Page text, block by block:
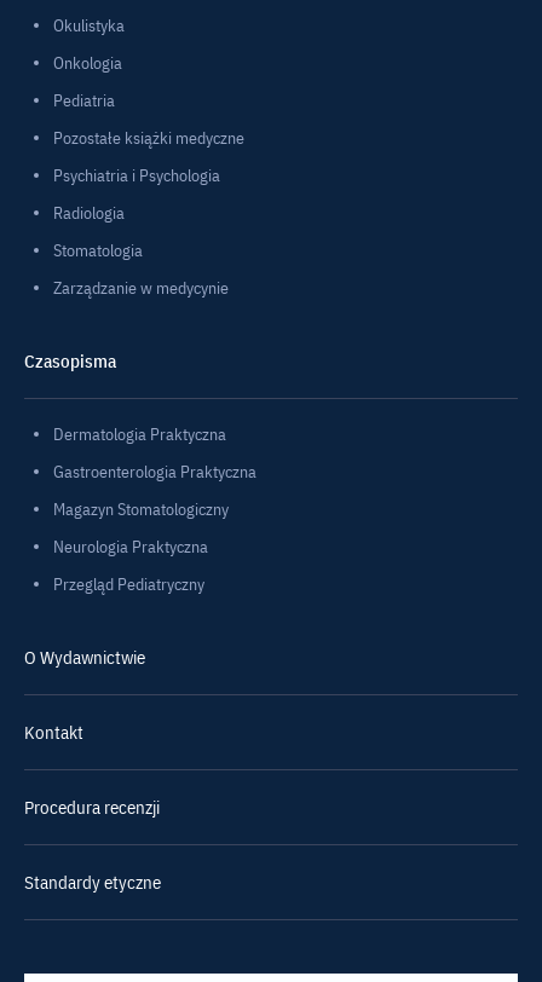
Okulistyka
Onkologia
Pediatria
Pozostałe książki medyczne
Psychiatria i Psychologia
Radiologia
Stomatologia
Zarządzanie w medycynie
Czasopisma
Dermatologia Praktyczna
Gastroenterologia Praktyczna
Magazyn Stomatologiczny
Neurologia Praktyczna
Przegląd Pediatryczny
O Wydawnictwie
Kontakt
Procedura recenzji
Standardy etyczne